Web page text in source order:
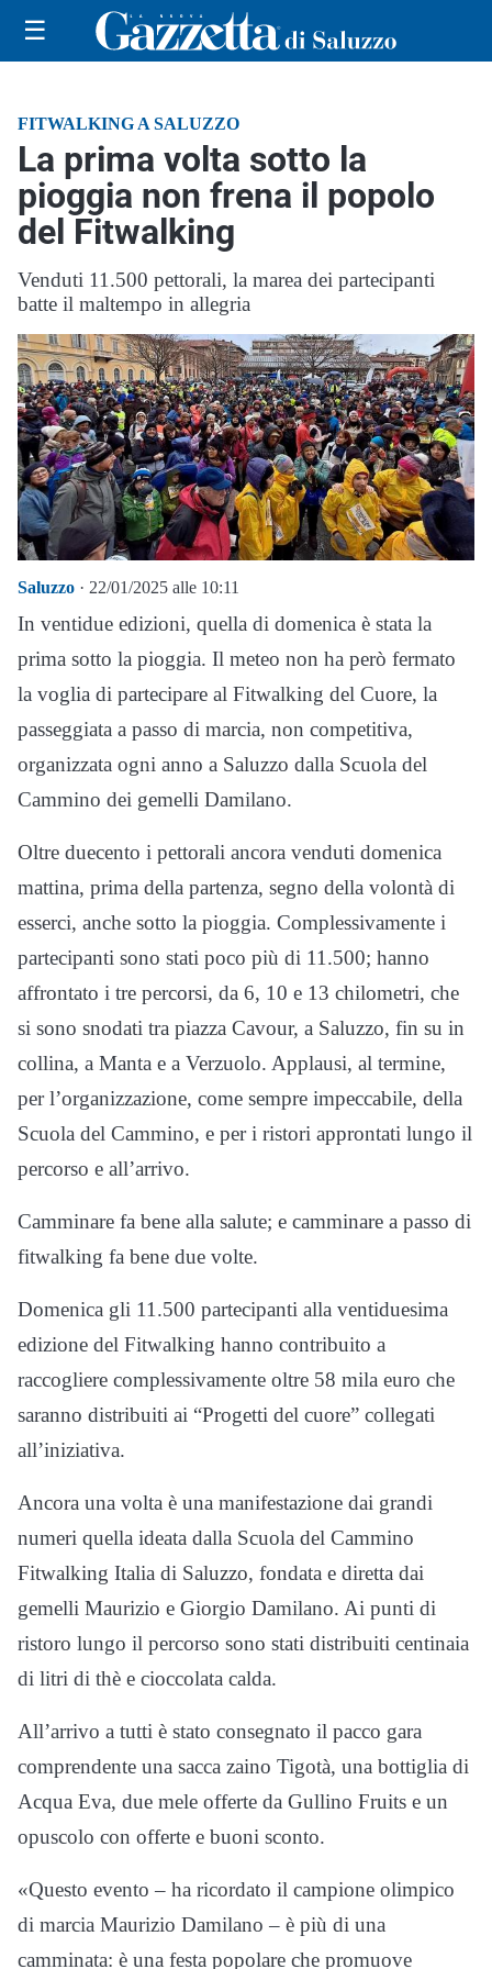
☰
FITWALKING A SALUZZO
La prima volta sotto la
pioggia non frena il popolo
del Fitwalking
Venduti 11.500 pettorali, la marea dei partecipanti
batte il maltempo in allegria
Saluzzo · 22/01/2025 alle 10:11
In ventidue edizioni, quella di domenica è stata la
prima sotto la pioggia. Il meteo non ha però fermato
la voglia di partecipare al Fitwalking del Cuore, la
passeggiata a passo di marcia, non competitiva,
organizzata ogni anno a Saluzzo dalla Scuola del
Cammino dei gemelli Damilano.
Oltre duecento i pettorali ancora venduti domenica
mattina, prima della partenza, segno della volontà di
esserci, anche sotto la pioggia. Complessivamente i
partecipanti sono stati poco più di 11.500; hanno
affrontato i tre percorsi, da 6, 10 e 13 chilometri, che
si sono snodati tra piazza Cavour, a Saluzzo, fin su in
collina, a Manta e a Verzuolo. Applausi, al termine,
per l’organizzazione, come sempre impeccabile, della
Scuola del Cammino, e per i ristori approntati lungo il
percorso e all’arrivo.
Camminare fa bene alla salute; e camminare a passo di
fitwalking fa bene due volte.
Domenica gli 11.500 partecipanti alla ventiduesima
edizione del Fitwalking hanno contribuito a
raccogliere complessivamente oltre 58 mila euro che
saranno distribuiti ai “Progetti del cuore” collegati
all’iniziativa.
Ancora una volta è una manifestazione dai grandi
numeri quella ideata dalla Scuola del Cammino
Fitwalking Italia di Saluzzo, fondata e diretta dai
gemelli Maurizio e Giorgio Damilano. Ai punti di
ristoro lungo il percorso sono stati distribuiti centinaia
di litri di thè e cioccolata calda.
All’arrivo a tutti è stato consegnato il pacco gara
comprendente una sacca zaino Tigotà, una bottiglia di
Acqua Eva, due mele offerte da Gullino Fruits e un
opuscolo con offerte e buoni sconto.
«Questo evento – ha ricordato il campione olimpico
di marcia Maurizio Damilano – è più di una
camminata: è una festa popolare che promuove